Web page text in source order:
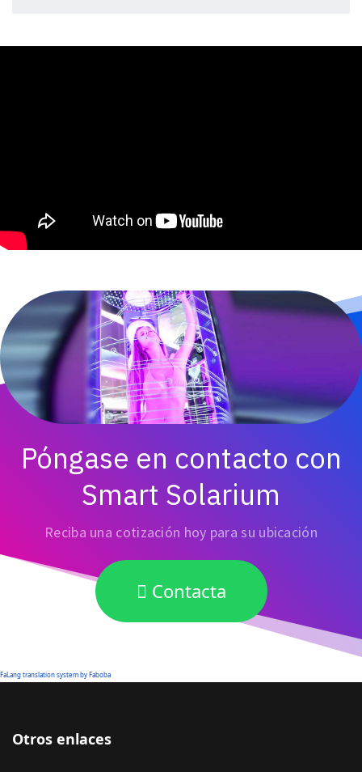
Póngase en contacto con
Smart Solarium
Reciba una cotización hoy para su ubicación
Contacta
FaLang translation system by Faboba
Otros enlaces